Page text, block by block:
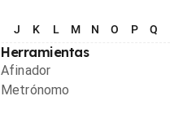
J K L M N O P Q
Herramientas
Afinador
Metrónomo